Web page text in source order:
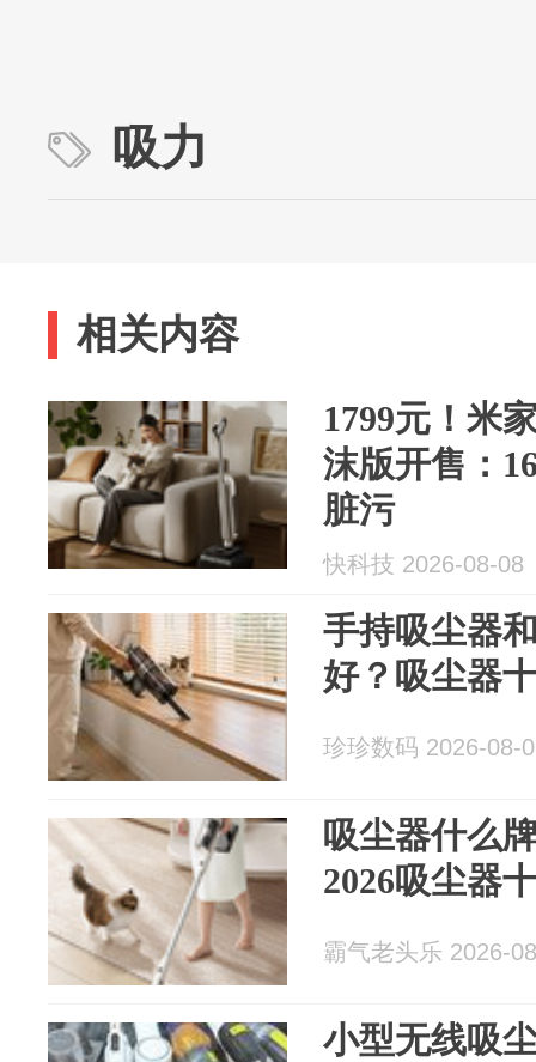
吸力
相关内容
1799元！米
沫版开售：
脏污
快科技 2026-08-08
手持吸尘器
好？吸尘器
珍珍数码 2026-08-
吸尘器什么
2026吸尘器
霸气老头乐 2026-
小型无线吸